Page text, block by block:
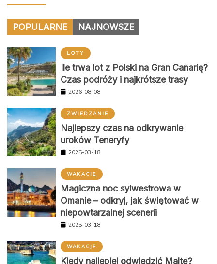
POPULARNE NAJNOWSZE
LOTY
Ile trwa lot z Polski na Gran Canarię?
Czas podróży i najkrótsze trasy
2026-08-08
ZWIEDZANIE
Najlepszy czas na odkrywanie
uroków Teneryfy
2025-03-18
WAKACJE
Magiczna noc sylwestrowa w
Omanie – odkryj, jak świętować w
niepowtarzalnej scenerii
2025-03-18
WAKACJE
Kiedy najlepiej odwiedzić Maltę?